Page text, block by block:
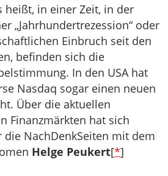
heißt, in einer Zeit, in der
„Jahrhundertrezession“ oder
Einbruch seit den
befinden sich die
In den USA hat
Nasdaq sogar einen neuen
Über die aktuellen
Finanzmärkten hat sich
die NachDenkSeiten mit dem
Helge Peukert[*]